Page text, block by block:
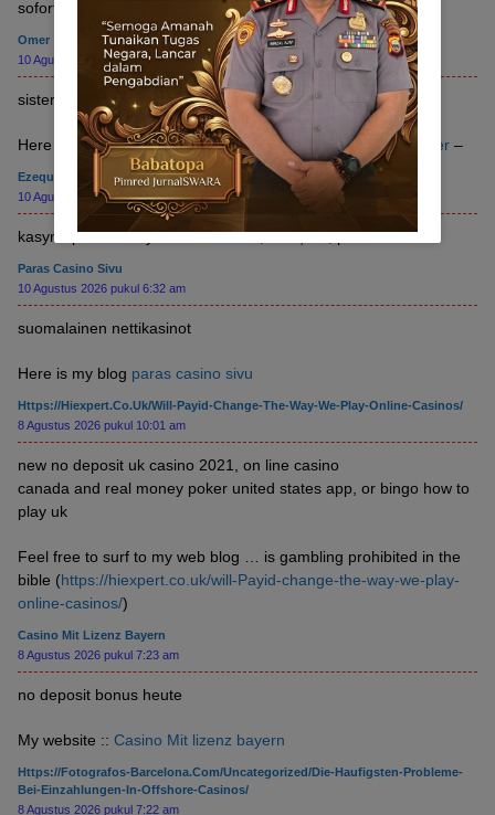
sofort
Omer
10 Agustus 2026 pukul 7:38 am
sistemi vincenti scommesse
Here is my site – pronostici mobili la vera scommessa –Omer –
Ezequiel
10 Agustus 2026 pukul 6:38 am
kasyno poker na żywo online 2026;Ezequiel, płock
Paras Casino Sivu
10 Agustus 2026 pukul 6:32 am
suomalainen nettikasinot
Here is my blog paras casino sivu
Https://hiexpert.co.uk/will-Payid-Change-The-Way-We-Play-Online-Casinos/
8 Agustus 2026 pukul 10:01 am
new no deposit uk casino 2021, on line casino
canada and real money poker united states app, or bingo how to
play uk
Feel free to surf to my web blog … is gambling prohibited in the
bible (https://hiexpert.co.uk/will-Payid-change-the-way-we-play-
online-casinos/)
Casino Mit Lizenz Bayern
8 Agustus 2026 pukul 7:23 am
no deposit bonus heute
My website :: Casino Mit lizenz bayern
Https://Fotografos-Barcelona.com/uncategorized/die-Haufigsten-Probleme-
Bei-Einzahlungen-In-Offshore-Casinos/
8 Agustus 2026 pukul 7:22 am